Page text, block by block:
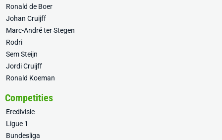
Ronald de Boer
Johan Cruijff
Marc-André ter Stegen
Rodri
Sem Steijn
Jordi Cruijff
Ronald Koeman
Competities
Eredivisie
Ligue 1
Bundesliga